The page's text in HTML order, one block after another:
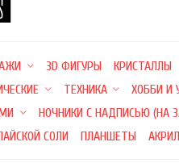
3D ФИГУРЫ КРИСТАЛЛЫ
ТЕХНИКА ХОББИ И
НОЧНИКИ С НАДПИСЬЮ (НА
СОЛИ
ПЛАНШЕТЫ